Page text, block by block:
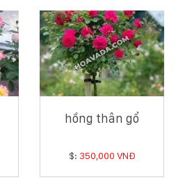
hồng thân gổ
$: 350,000 VNĐ